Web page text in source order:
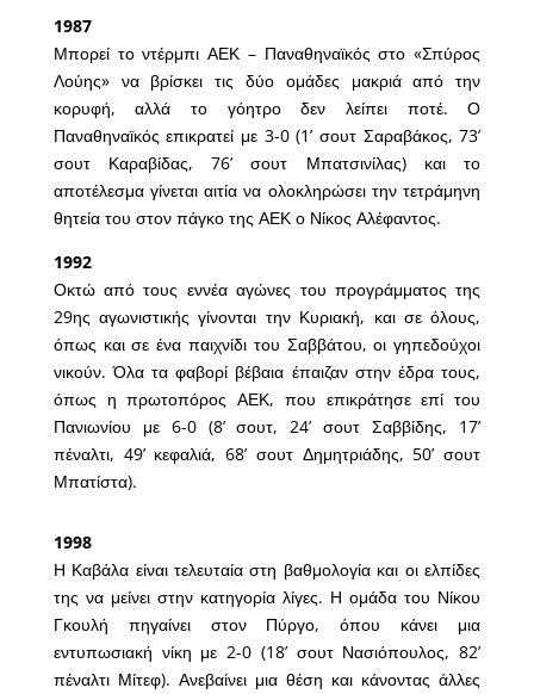
1987
Μπορεί το ντέρμπι ΑΕΚ – Παναθηναϊκός στο «Σπύρος
Λούης» να βρίσκει τις δύο ομάδες μακριά από την
κορυφή, αλλά το γόητρο δεν λείπει ποτέ. Ο
Παναθηναϊκός επικρατεί με 3-0 (1’ σουτ Σαραβάκος, 73’
σουτ Καραβίδας, 76’ σουτ Μπατσινίλας) και το
αποτέλεσμα γίνεται αιτία να ολοκληρώσει την τετράμηνη
θητεία του στον πάγκο της ΑΕΚ ο Νίκος Αλέφαντος.
1992
Οκτώ από τους εννέα αγώνες του προγράμματος της
29ης αγωνιστικής γίνονται την Κυριακή, και σε όλους,
όπως και σε ένα παιχνίδι του Σαββάτου, οι γηπεδούχοι
νικούν. Όλα τα φαβορί βέβαια έπαιζαν στην έδρα τους,
όπως η πρωτοπόρος ΑΕΚ, που επικράτησε επί του
Πανιωνίου με 6-0 (8’ σουτ, 24’ σουτ Σαββίδης, 17’
πέναλτι, 49’ κεφαλιά, 68’ σουτ Δημητριάδης, 50’ σουτ
Μπατίστα).
1998
Η Καβάλα είναι τελευταία στη βαθμολογία και οι ελπίδες
της να μείνει στην κατηγορία λίγες. Η ομάδα του Νίκου
Γκουλή πηγαίνει στον Πύργο, όπου κάνει μια
εντυπωσιακή νίκη με 2-0 (18’ σουτ Νασιόπουλος, 82’
πέναλτι Μίτεφ). Ανεβαίνει μια θέση και κάνοντας άλλες